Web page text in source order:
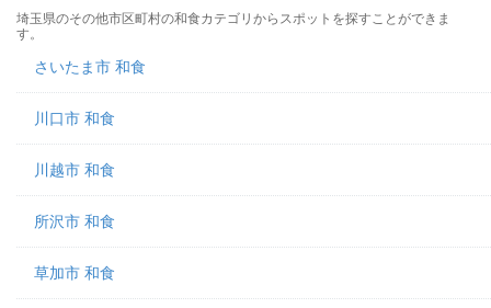
埼玉県のその他市区町村の和食カテゴリからスポットを探すことができま
す。
さいたま市 和食
川口市 和食
川越市 和食
所沢市 和食
草加市 和食